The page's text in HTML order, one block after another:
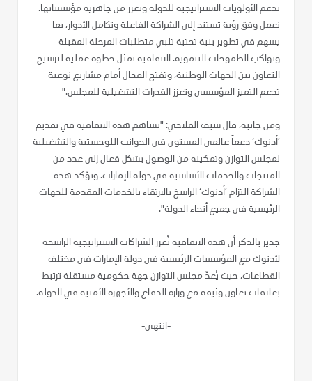
تدعم الأولويات الاستراتيجية للدولة وتعزز من جاهزية مؤسساتها.
نعمل وفق رؤية تستند إلى الشراكة الفاعلة وتكامل الأدوار، بما
يسهم في تطوير بنية تحتية تلبي متطلبات المرحلة المقبلة
وتواكب الطموحات التنموية. الاتفاقية تمثل خطوة عملية لترسيخ
التعاون بين الجهات الوطنية، وتفتح المجال أمام مشاريع نوعية
تدعم التميز المؤسسي وتعزز القدرات التشغيلية للمجلس."
ومن جانبه، قال سيف الفلاحي: "تساهم هذه الاتفاقية في تقديم
’أدنوك‘ دعماً عالمي المستوى في الجوانب اللوجستية والتشغيلية
لمجلس التوازن وتمكينه من الوصول بشكل فعال إلى عدد من
المنتجات والخدمات الأساسية في دولة الإمارات. وتؤكد هذه
الشراكة التزام ’أدنوك‘ الراسخ بالارتقاء بالخدمات المقدمة للجهات
الرئيسية في جميع أنحاء الدولة".
جدير بالذكر أن هذه الاتفاقية تُعزز الشراكات الاستراتيجية الراسخة
لأدنوك مع المؤسسات الرئيسية في دولة الإمارات في مختلف
القطاعات، حيث يُعدّ مجلس التوازن جهة حكومية مستقلة ترتبط
بعلاقات تعاون وثيقة مع وزارة الدفاع والأجهزة الأمنية في الدولة.
-انتهى-